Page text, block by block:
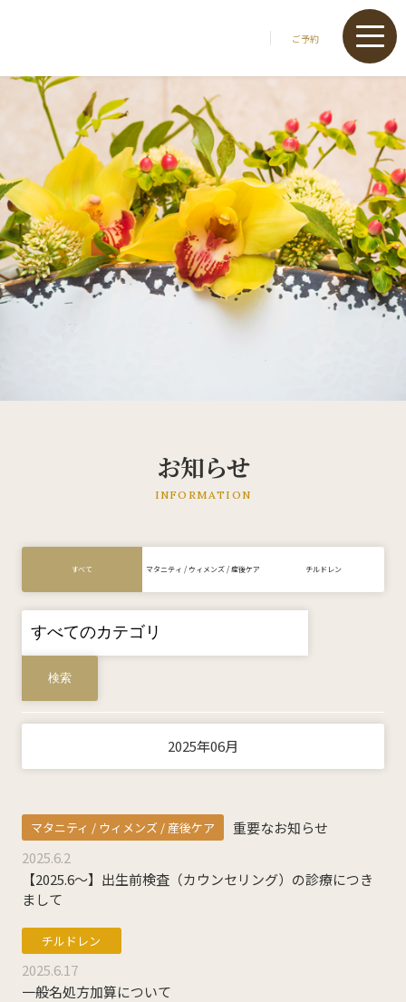
ご予約
小石マタニティクリニック
0532-66-1212
小石チルドレンクリニック
0532-66-1515
KMC産後ケアセンター
ご予約についてはこちら
ホーム
私たちについて
来院案内
診療科目
産科 婦人科 小児科
医師紹介
産科・婦人科
オンライン診療
お知らせ
INFORMATION
すべて マタニティ / ウィメンズ / 産後ケア チルドレン
2025年06月
2026年7月 [1]
2026年4月 [1]
2026年3月 [1]
2026年6月 [2]
2025年8月 [1]
2025年9月 [3]
2025年7月 [2]
2025年6月 [2]
2024年10月 [3]
2025年4月 [2]
2025年5月 [1]
2025年2月 [1]
2025年1月 [2]
2024年12月 [1]
2024年9月 [2]
2024年8月 [4]
2024年6月 [1]
2024年11月 [1]
2024年4月 [1]
2024年2月 [2]
2023年10月 [1]
2023年5月 [1]
2023年3月 [1]
2022年11月 [1]
2023年2月 [1]
2023年12月 [1]
2023年4月 [1]
2022年10月 [1]
2022年12月 [1]
2022年5月 [1]
2022年6月 [2]
マタニティ / ウィメンズ / 産後ケア
重要なお知らせ
2025.6.2
【2025.6～】出生前検査（カウンセリング）の診療につき
まして
チルドレン
2025.6.17
一般名処方加算について